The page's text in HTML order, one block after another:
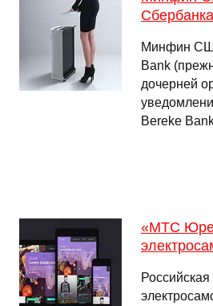
Минфин
Bank
дочерней
Bereke
«МТС